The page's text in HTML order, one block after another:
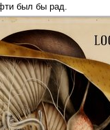
был бы рад.